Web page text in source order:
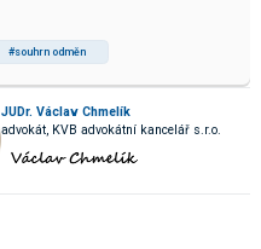
#souhrn odměn
JUDr. Václav Chmelík
advokát, KVB advokátní kancelář s.r.o.